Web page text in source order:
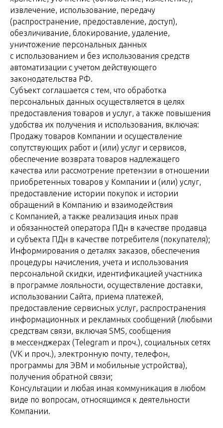
извлечение, использование, передачу
(распространение, предоставление, доступ),
обезличивание, блокирование, удаление,
уничтожение персональных данных
с использованием и без использования средств
автоматизации с учетом действующего
законодательства РФ.
Субъект соглашается с тем, что обработка
персональных данных осуществляется в целях
предоставления товаров и услуг, а также повышения
удобства их получения и использования, включая:
Продажу товаров Компании и осуществление
сопутствующих работ и (или) услуг и сервисов,
обеспечение возврата товаров надлежащего
качества или рассмотрение претензии в отношении
приобретенных товаров у Компании и (или) услуг,
предоставление истории покупок и истории
обращений в Компанию и взаимодействия
с Компанией, а также реализация иных прав
и обязанностей оператора ПДн в качестве продавца
и субъекта ПДн в качестве потребителя (покупателя);
Информирования о деталях заказов, обеспечения
процедуры начисления, учета и использования
персональной скидки, идентификацией участника
в программе лояльности, осуществление доставки,
использовании Сайта, приема платежей,
предоставление сервисных услуг, распространения
информационных и рекламных сообщений (любыми
средствам связи, включая SMS, сообщения
в мессенджерах (Telegram и проч.), социальных сетях
(VK и проч.), электронную почту, телефон,
программы для ЭВМ и мобильные устройства),
получения обратной связи;
Консультации и любая иная коммуникация в любом
виде по вопросам, относящимся к деятельности
Компании.